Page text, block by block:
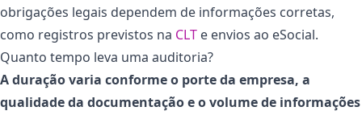
obrigações legais dependem de informações corretas,
como registros previstos na CLT e envios ao eSocial.
Quanto tempo leva uma auditoria?
A duração varia conforme o porte da empresa, a
qualidade da documentação e o volume de informações